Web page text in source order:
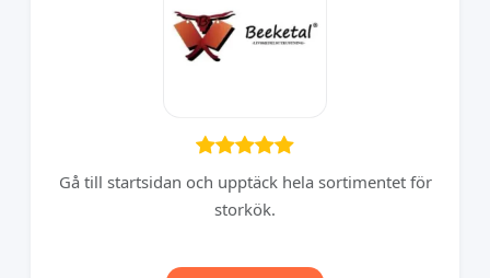
Gå till startsidan och upptäck hela sortimentet för
storkök.